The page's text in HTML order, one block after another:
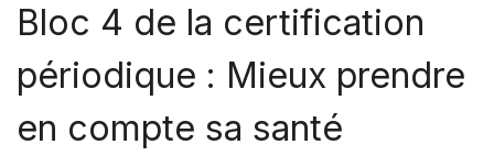
Bloc 4 de la certification
périodique : Mieux prendre
en compte sa santé